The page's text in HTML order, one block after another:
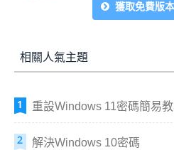
獲取免費版本
相關人氣主題
重設Windows 11密碼簡易
解決Windows 10密碼